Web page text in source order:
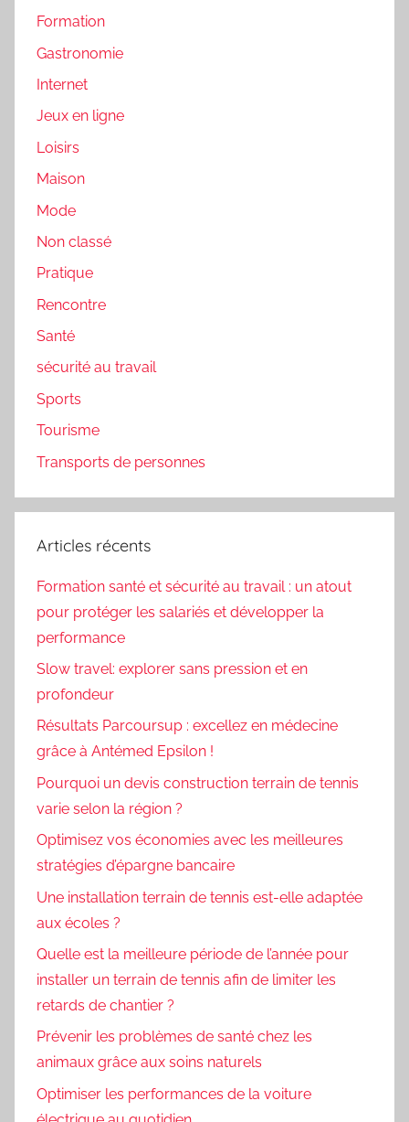
Formation
Gastronomie
Internet
Jeux en ligne
Loisirs
Maison
Mode
Non classé
Pratique
Rencontre
Santé
sécurité au travail
Sports
Tourisme
Transports de personnes
Articles récents
Formation santé et sécurité au travail : un atout
pour protéger les salariés et développer la
performance
Slow travel: explorer sans pression et en
profondeur
Résultats Parcoursup : excellez en médecine
grâce à Antémed Epsilon !
Pourquoi un devis construction terrain de tennis
varie selon la région ?
Optimisez vos économies avec les meilleures
stratégies d’épargne bancaire
Une installation terrain de tennis est-elle adaptée
aux écoles ?
Quelle est la meilleure période de l’année pour
installer un terrain de tennis afin de limiter les
retards de chantier ?
Prévenir les problèmes de santé chez les
animaux grâce aux soins naturels
Optimiser les performances de la voiture